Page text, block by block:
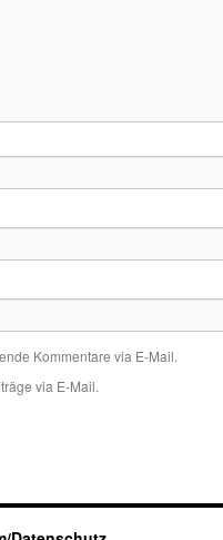
Kommentare via E-Mail.
via E-Mail.